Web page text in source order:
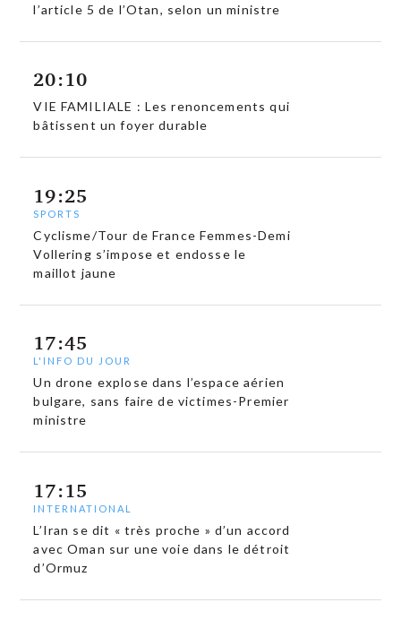
l’article 5 de l’Otan, selon un ministre
20:10
VIE FAMILIALE : Les renoncements qui
bâtissent un foyer durable
19:25
SPORTS
Cyclisme/Tour de France Femmes-Demi
Vollering s’impose et endosse le
maillot jaune
17:45
L'INFO DU JOUR
Un drone explose dans l’espace aérien
bulgare, sans faire de victimes-Premier
ministre
17:15
INTERNATIONAL
L’Iran se dit « très proche » d’un accord
avec Oman sur une voie dans le détroit
d’Ormuz